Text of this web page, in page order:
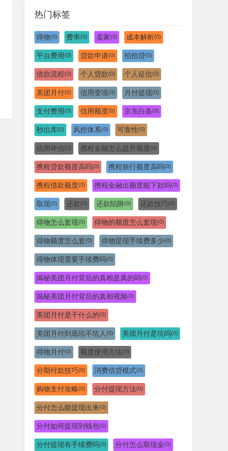
热门标签
得物(0) 费率(0) 卖家(0) 成本解析(0)
平台费用(0) 贷款申请(0) 拍拍贷(0)
借款流程(0) 个人贷款(0) 个人征信(0)
美团月付(0) 信用变现(0) 月付提现(0)
支付费用(0) 信用额度(0) 京东白条(0)
秒出库(0) 风控体系(0) 可靠性(0)
信用评估(0) 携程金融怎么提升额度(0)
携程贷款额度高吗(0) 携程旅行额度高吗(0)
携程借款额度(0) 携程金融出额度能下款吗(0)
取现(0) 还款(0) 还款陷阱(0) 还款技巧(0)
得物怎么套现(0) 得物的额度怎么套现(0)
得物额度怎么套(0) 得物提现手续费多少(0)
得物体现需要手续费吗(0)
揭秘美团月付背后的真相是真的吗(0)
揭秘美团月付背后的真相视频(0)
美团月付是干什么的(0)
美团月付到底坑不坑人 (0) 美团月付是坑吗(0)
得物月付(0) 额度使用方法(0)
分期付款技巧(0) 消费信贷模式(0)
购物支付攻略(0) 分付提现方法(0)
分付怎么能提现出来(0)
分付如何提现到钱包(0)
分付提现有手续费吗(0) 分付怎么取现金(0)